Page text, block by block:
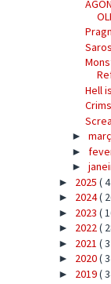
Hell
►
►
►
► 2025 (
► 2024(
► 2023 (
► 2022(
► 2021 (
► 2020(
► 2019(